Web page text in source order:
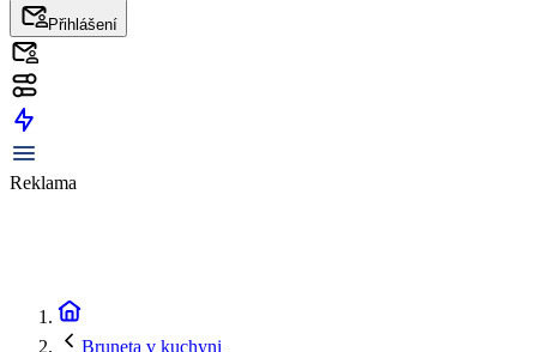
Přihlášení
Reklama
Bruneta v kuchyni